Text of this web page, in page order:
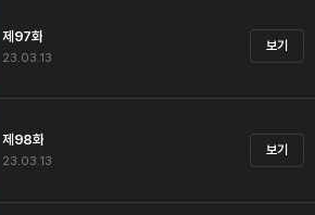
제97화
23.03.13
보기
제98화
23.03.13
보기